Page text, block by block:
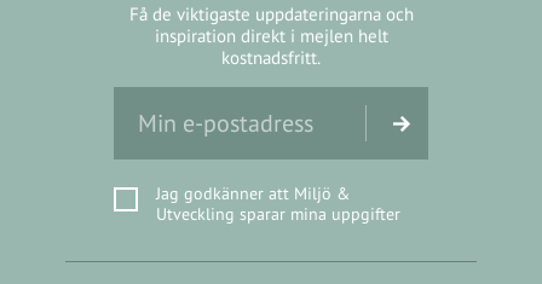
Få de viktigaste uppdateringarna och
inspiration direkt i mejlen helt
kostnadsfritt.
Jag godkänner att Miljö &
Utveckling sparar mina uppgifter